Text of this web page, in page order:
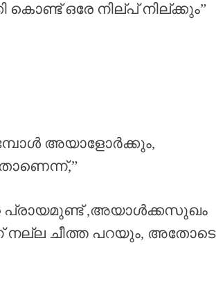
കൊണ്ട് ഒരേ നില്പ് നില്ക്കും”
അയാളോർക്കും,
പ്രായമുണ്ട് ,അയാൾക്കസുഖം
നല്ല ചീത്ത പറയും, അതോടെ